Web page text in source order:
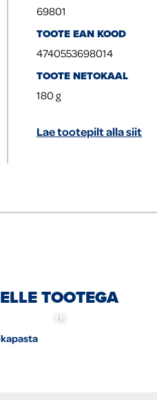
69801
TOOTE EAN KOOD
4740553698014
TOOTE NETOKAAL
180 g
Lae tootepilt alla siit
TOOTEGA
1 h